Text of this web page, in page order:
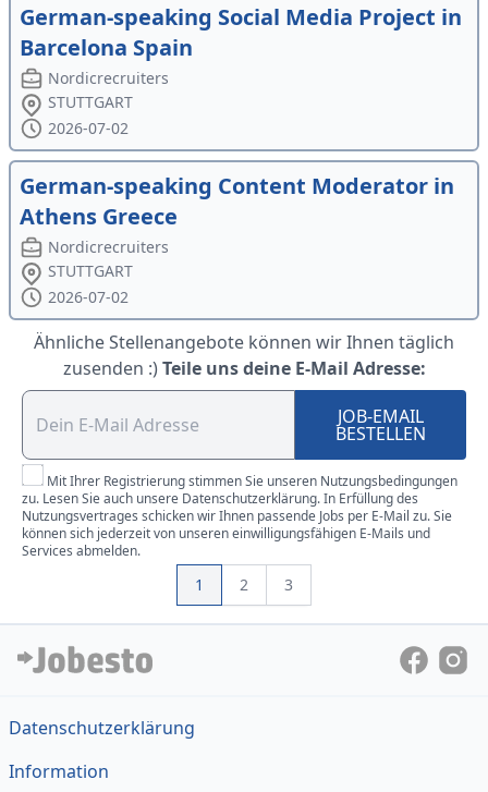
German-speaking Social Media Project in
Barcelona Spain
Nordicrecruiters
STUTTGART
2026-07-02
German-speaking Content Moderator in
Athens Greece
Nordicrecruiters
STUTTGART
2026-07-02
Ähnliche Stellenangebote können wir Ihnen täglich
zusenden :) Teile uns deine E-Mail Adresse:
JOB-EMAIL
BESTELLEN
Mit Ihrer Registrierung stimmen Sie unseren Nutzungsbedingungen
zu. Lesen Sie auch unsere Datenschutzerklärung. In Erfüllung des
Nutzungsvertrages schicken wir Ihnen passende Jobs per E-Mail zu. Sie
können sich jederzeit von unseren einwilligungsfähigen E-Mails und
Services abmelden.
1 2 3
Datenschutzerklärung
Information